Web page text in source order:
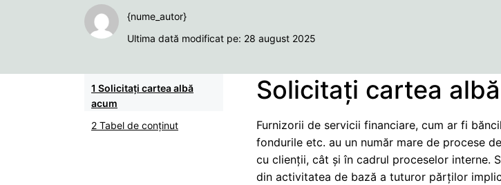
{nume_autor}
Ultima dată modificat pe: 28 august 2025
Solicitați cartea albă
acum
Tabel de conținut
Solicitați cartea
Furnizorii de servicii financiare, cum ar fi
fondurile etc. au un număr mare de procese
cu clienții, cât și în cadrul proceselor interne.
din activitatea de bază a tuturor părților